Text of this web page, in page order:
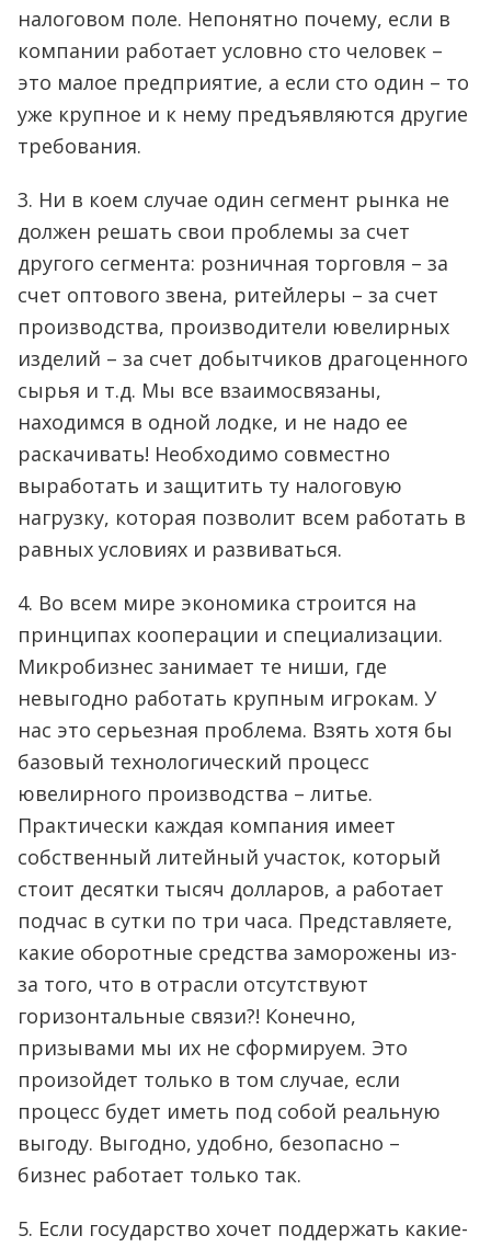
налоговом поле. Непонятно почему, если в
компании работает условно сто человек –
это малое предприятие, а если сто один – то
уже крупное и к нему предъявляются другие
требования.
3. Ни в коем случае один сегмент рынка не
должен решать свои проблемы за счет
другого сегмента: розничная торговля – за
счет оптового звена, ритейлеры – за счет
производства, производители ювелирных
изделий – за счет добытчиков драгоценного
сырья и т.д. Мы все взаимосвязаны,
находимся в одной лодке, и не надо ее
раскачивать! Необходимо совместно
выработать и защитить ту налоговую
нагрузку, которая позволит всем работать в
равных условиях и развиваться.
4. Во всем мире экономика строится на
принципах кооперации и специализации.
Микробизнес занимает те ниши, где
невыгодно работать крупным игрокам. У
нас это серьезная проблема. Взять хотя бы
базовый технологический процесс
ювелирного производства – литье.
Практически каждая компания имеет
собственный литейный участок, который
стоит десятки тысяч долларов, а работает
подчас в сутки по три часа. Представляете,
какие оборотные средства заморожены из-
за того, что в отрасли отсутствуют
горизонтальные связи?! Конечно,
призывами мы их не сформируем. Это
произойдет только в том случае, если
процесс будет иметь под собой реальную
выгоду. Выгодно, удобно, безопасно –
бизнес работает только так.
5. Если государство хочет поддержать какие-